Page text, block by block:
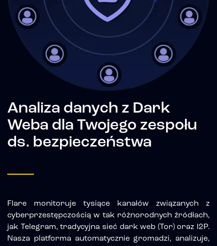
Analiza danych z Dark
Weba dla Twojego zespołu
ds. bezpieczeństwa
Flare monitoruje tysiące kanałów związanych z
cyberprzestępczością w tak różnorodnych źródłach,
jak Telegram, tradycyjna sieć dark web (Tor) oraz I2P.
Nasza platforma automatycznie gromadzi, analizuje,